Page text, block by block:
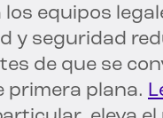
los equipos
y seguridad
de que se
primera plana.